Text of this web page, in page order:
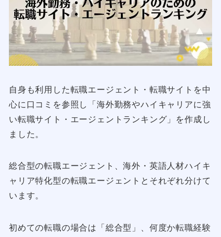
自身も利用した転職エージェント・転職サイトを中
心に口コミを参照し「海外勤務やハイキャリアに強
い転職サイト・エージェントランキング」を作成し
ました。
総合型の転職エージェント、海外・英語人材ハイキ
ャリア特化型の転職エージェントとそれぞれ分けて
います。
初めての転職の場合は「総合型」、何度か転職経験